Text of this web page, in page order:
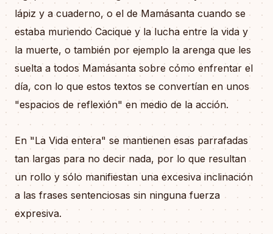
lápiz y a cuaderno, o el de Mamásanta cuando se
estaba muriendo Cacique y la lucha entre la vida y
la muerte, o también por ejemplo la arenga que les
suelta a todos Mamásanta sobre cómo enfrentar el
día, con lo que estos textos se convertían en unos
"espacios de reflexión" en medio de la acción.
En "La Vida entera" se mantienen esas parrafadas
tan largas para no decir nada, por lo que resultan
un rollo y sólo manifiestan una excesiva inclinación
a las frases sentenciosas sin ninguna fuerza
expresiva.